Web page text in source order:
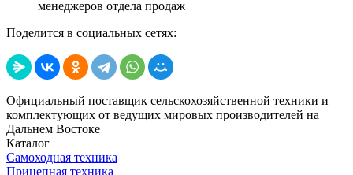
менеджеров отдела продаж
Поделится в социальных сетях:
Официальный поставщик сельскохозяйственной техники и
комплектующих от ведущих мировых производителей на
Дальнем Востоке
Каталог
Самоходная техника
Прицепная техника